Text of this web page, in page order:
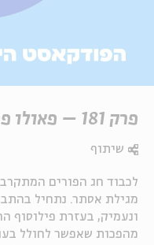
פרק 181 – פאולו פריירה: ונהפוך הוא
לכבוד חג הפורים
מגילת אסתר. נתחיל
ונעמיק, בעזרת פילוסוף
מהפכות שאפשר לחולל
שיתוף